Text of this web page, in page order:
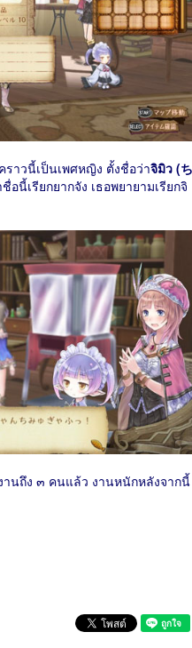
าวนี้เป็นเพศหญิง ตั้งชื่อว่าจิมิว (ち
นี้เรียกยากจัง เธอพยายามเรียกจิ
นถึง ๓ คนแล้ว งานหนักหลังจากนี้